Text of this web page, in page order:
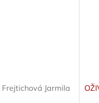
Frejtichová Jarmila